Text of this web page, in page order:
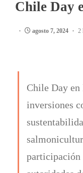
Chile Day
agosto 7, 2024 2
Chile Day en
inversiones
participación